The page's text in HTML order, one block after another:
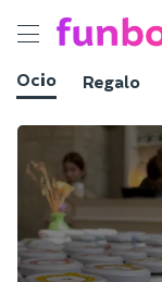
Toggle
Ocio
Regalo